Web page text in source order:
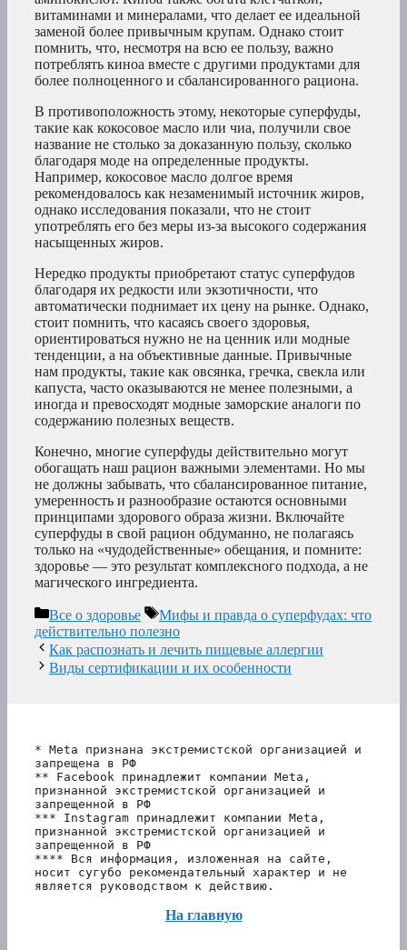
витаминами и минералами, что делает ее идеальной
заменой более привычным крупам. Однако стоит
помнить, что, несмотря на всю ее пользу, важно
потреблять киноа вместе с другими продуктами для
более полноценного и сбалансированного рациона.
В противоположность этому, некоторые суперфуды,
такие как кокосовое масло или чиа, получили свое
название не столько за доказанную пользу, сколько
благодаря моде на определенные продукты.
Например, кокосовое масло долгое время
рекомендовалось как незаменимый источник жиров,
однако исследования показали, что не стоит
употреблять его без меры из-за высокого содержания
насыщенных жиров.
Нередко продукты приобретают статус суперфудов
благодаря их редкости или экзотичности, что
автоматически поднимает их цену на рынке. Однако,
стоит помнить, что касаясь своего здоровья,
ориентироваться нужно не на ценник или модные
тенденции, а на объективные данные. Привычные
нам продукты, такие как овсянка, гречка, свекла или
капуста, часто оказываются не менее полезными, а
иногда и превосходят модные заморские аналоги по
содержанию полезных веществ.
Конечно, многие суперфуды действительно могут
обогащать наш рацион важными элементами. Но мы
не должны забывать, что сбалансированное питание,
умеренность и разнообразие остаются основными
принципами здорового образа жизни. Включайте
суперфуды в свой рацион обдуманно, не полагаясь
только на «чудодейственные» обещания, и помните:
здоровье — это результат комплексного подхода, а не
магического ингредиента.
Рубрики
Все о здоровье Метки
Мифы и правда о суперфудах: что
действительно полезно
Как распознать и лечить пищевые аллергии
Виды сертификации и их особенности
* Meta признана экстремистской организацией и
запрещена в РФ
** Facebook принадлежит компании Meta,
признанной экстремистской организацией и
запрещенной в РФ
*** Instagram принадлежит компании Meta,
признанной экстремистской организацией и
запрещенной в РФ
**** Вся информация, изложенная на сайте,
носит сугубо рекомендательный характер и не
является руководством к действию.
На главную